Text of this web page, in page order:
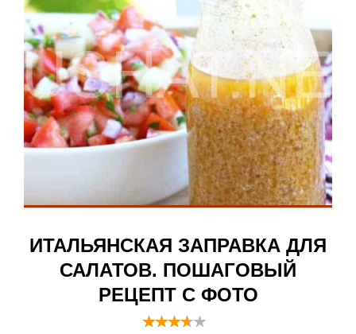
ИТАЛЬЯНСКАЯ ЗАПРАВКА ДЛЯ
САЛАТОВ. ПОШАГОВЫЙ
РЕЦЕПТ С ФОТО